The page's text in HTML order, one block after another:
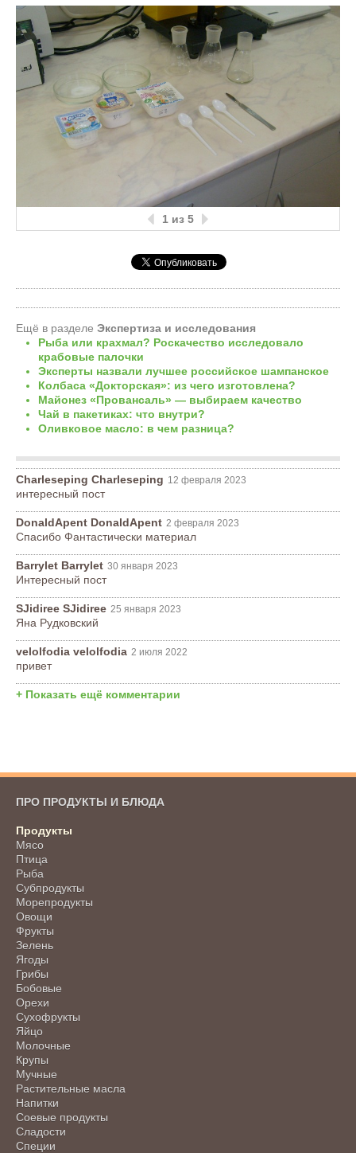
1 из 5
Ещё в разделе Экспертиза и исследования
Рыба или крахмал? Роскачество исследовало
крабовые палочки
Эксперты назвали лучшее российское шампанское
Колбаса «Докторская»: из чего изготовлена?
Майонез «Провансаль» — выбираем качество
Чай в пакетиках: что внутри?
Оливковое масло: в чем разница?
Charleseping Charleseping 12 февраля 2023
интересный пост
DonaldApent DonaldApent 2 февраля 2023
Спасибо Фантастически материал
Barrylet Barrylet 30 января 2023
Интересный пост
SJidiree SJidiree 25 января 2023
Яна Рудковский
velolfodia velolfodia 2 июля 2022
привет
+ Показать ещё комментарии
ПРО ПРОДУКТЫ И БЛЮДА
Продукты
Мясо
Птица
Рыба
Субпродукты
Морепродукты
Овощи
Фрукты
Зелень
Ягоды
Грибы
Бобовые
Орехи
Сухофрукты
Яйцо
Молочные
Крупы
Мучные
Растительные масла
Напитки
Соевые продукты
Сладости
Специи